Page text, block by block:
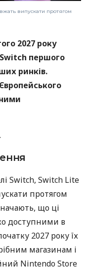
випускати протягом
2027 року
першого
ринків.
Switch, Switch Lite
протягом
що ці
доступними в
2027 року їх
магазинам і
Nintendo Store